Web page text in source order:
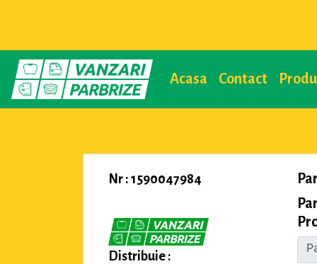
Acasa Contact
Nr : 1590047984
Distribuie :